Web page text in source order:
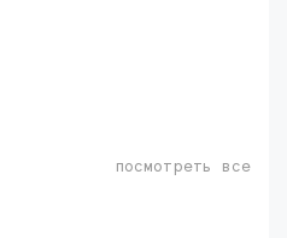
посмотреть все